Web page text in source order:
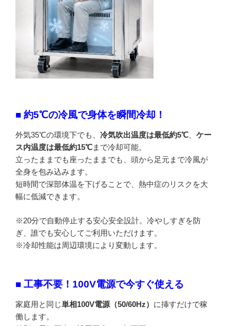
■ 約5℃の冷風で身体を瞬間冷却！
外気35℃の環境下でも、 冷気吹出温度は最低約5℃
ケー
ス内温度は最低約15℃まで冷却可能。
立ったままでも座ったままでも、頭から足元まで冷風が
全身を包み込みます。
短時間で深部体温を下げることで、熱中症のリスクを大
幅に低減できます。
※20分で自動停止する安心安全設計。冷やしすぎを防
ぎ、誰でも安心してご利用いただけます。
※冷却性能は周辺環境により変動します。
■ 工事不要！100V電源で今すぐ使える
家庭用と同じ単相100V電源（50/60Hz） に挿すだけで稼
働します。